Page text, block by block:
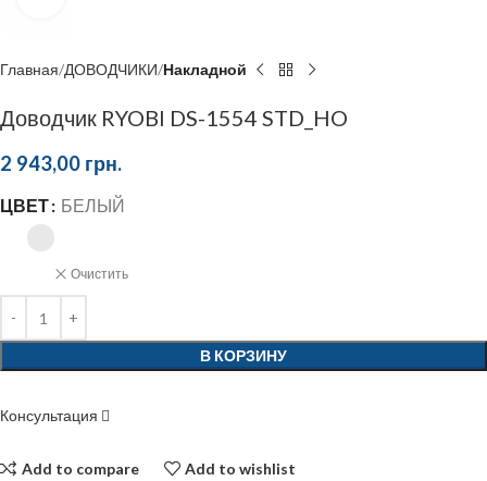
Главная ДОВОДЧИКИ Накладной
Доводчик RYOBI DS-1554 STD_HO
2 943,00 грн.
ЦВЕТ БЕЛЫЙ
Очистить
В КОРЗИНУ
Консультация
Add to compare Add to wishlist